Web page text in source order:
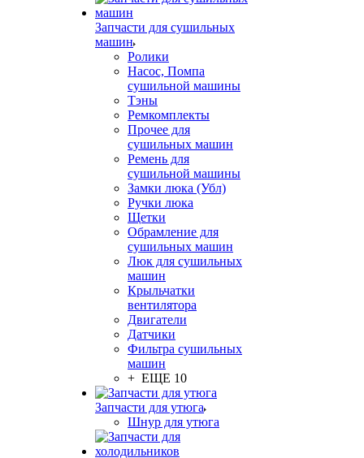
Запчасти для сушильных
машин
Ролики
Насос, Помпа
сушильной машины
Тэны
Ремкомплекты
Прочее для
сушильных машин
Ремень для
сушильной машины
Замки люка (Убл)
Ручки люка
Щетки
Обрамление для
сушильных машин
Люк для сушильных
машин
Крыльчатки
вентилятора
Двигатели
Датчики
Фильтра сушильных
машин
+ ЕЩЕ 10
Запчасти для утюга
Шнур для утюга